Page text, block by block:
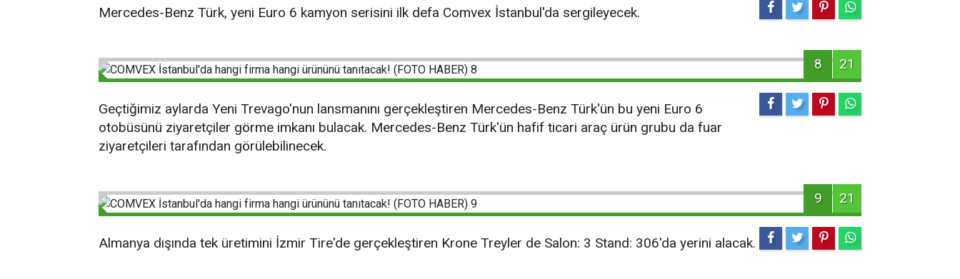
Mercedes-Benz Türk, yeni Euro 6 kamyon serisini ilk defa Comvex İstanbul'da sergileyecek.
8 21
Geçtiğimiz aylarda Yeni Trevago'nun lansmanını gerçekleştiren Mercedes-Benz Türk'ün bu yeni Euro 6
otobüsünü ziyaretçiler görme imkanı bulacak. Mercedes-Benz Türk'ün hafif ticari araç ürün grubu da fuar
ziyaretçileri tarafından görülebilinecek.
9 21
Almanya dışında tek üretimini İzmir Tire'de gerçekleştiren Krone Treyler de Salon: 3 Stand: 306'da yerini alacak.